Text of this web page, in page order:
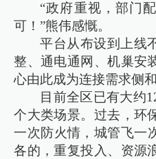
“政府重视，部门
可！”熊伟感慨。
平台从布设到上线
整、通电通网、机巢安
心由此成为连接需求侧
目前全区已有大约
个大类场景。过去，环
一次防火情，城管飞
各的，重复投入、资源